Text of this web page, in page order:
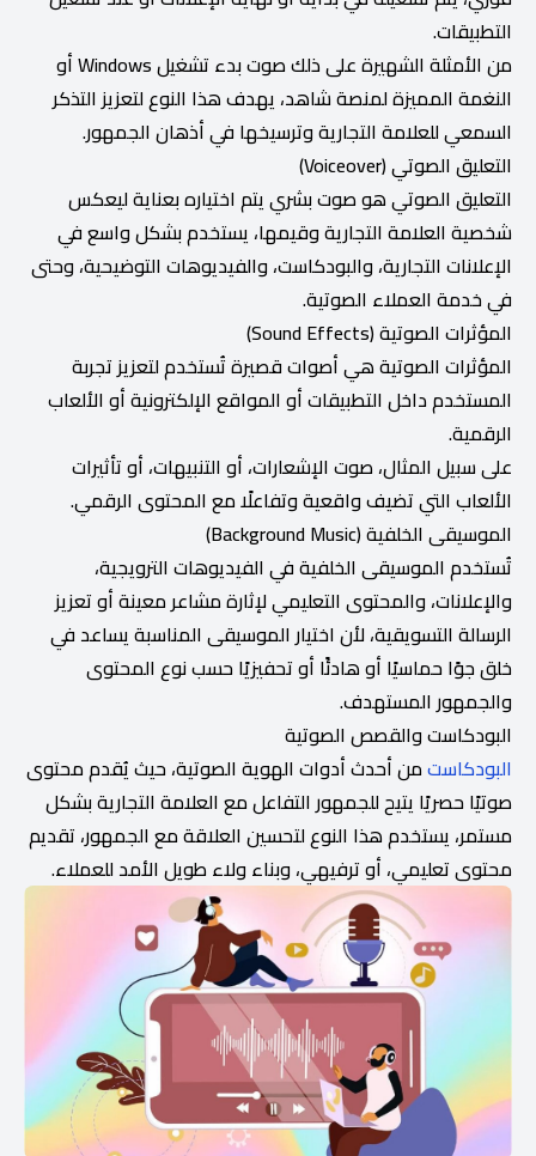
التطبيقات.
من الأمثلة الشهيرة على ذلك صوت بدء تشغيل Windows أو
النغمة المميزة لمنصة شاهد، يهدف هذا النوع لتعزيز التذكر
السمعي للعلامة التجارية وترسيخها في أذهان الجمهور.
التعليق الصوتي (Voiceover)
التعليق الصوتي هو صوت بشري يتم اختياره بعناية ليعكس
شخصية العلامة التجارية وقيمها، يستخدم بشكل واسع في
الإعلانات التجارية، والبودكاست، والفيديوهات التوضيحية، وحتى
في خدمة العملاء الصوتية.
المؤثرات الصوتية (Sound Effects)
المؤثرات الصوتية هي أصوات قصيرة تُستخدم لتعزيز تجربة
المستخدم داخل التطبيقات أو المواقع الإلكترونية أو الألعاب
الرقمية.
على سبيل المثال، صوت الإشعارات، أو التنبيهات، أو تأثيرات
الألعاب التي تضيف واقعية وتفاعلًا مع المحتوى الرقمي.
الموسيقى الخلفية (Background Music)
تُستخدم الموسيقى الخلفية في الفيديوهات الترويجية،
والإعلانات، والمحتوى التعليمي لإثارة مشاعر معينة أو تعزيز
الرسالة التسويقية، لأن اختيار الموسيقى المناسبة يساعد في
خلق جوًا حماسيًا أو هادئًا أو تحفيزيًا حسب نوع المحتوى
والجمهور المستهدف.
البودكاست والقصص الصوتية
البودكاستمن أحدث أدوات الهوية الصوتية، حيث يُقدم محتوى
صوتيًا حصريًا يتيح للجمهور التفاعل مع العلامة التجارية بشكل
مستمر، يستخدم هذا النوع لتحسين العلاقة مع الجمهور، تقديم
محتوى تعليمي، أو ترفيهي، وبناء ولاء طويل الأمد للعملاء.